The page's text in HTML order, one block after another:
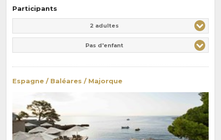
Participants
2 adultes
Pas d'enfant
Espagne / Baléares / Majorque